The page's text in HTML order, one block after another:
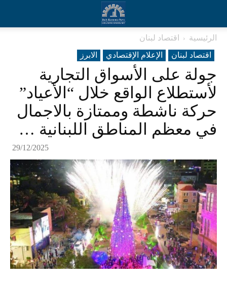
الرئيسية
اقتصاد لبنان
اقتصاد لبنان
الإعلام الإقتصادي الابرز
جولة على الأسواق التجارية
لأستطلاع الواقع خلال “الأعياد”
حركة ناشطة وممتازة بالاجمال
في معظم المناطق اللبنانية …
29/12/2025